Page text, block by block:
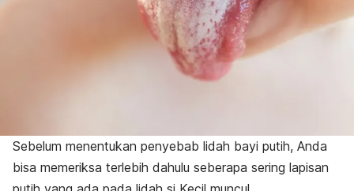
Sebelum menentukan penyebab lidah bayi putih, Anda
bisa memeriksa terlebih dahulu seberapa sering lapisan